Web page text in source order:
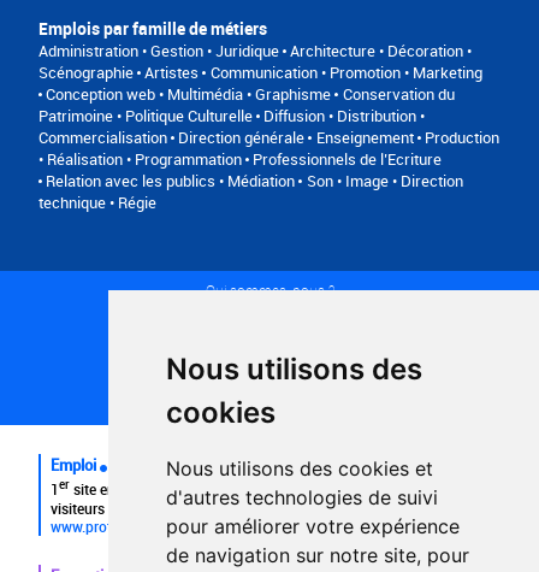
Nous utilisons des
cookies
Nous utilisons des cookies et
d'autres technologies de suivi
pour améliorer votre expérience
de navigation sur notre site, pour
Emplois par famille de métiers
Administration • Gestion • Juridique Architecture • Décoration •
Scénographie Artistes
Communication • Promotion • Marketing
Conception web • Multimédia • Graphisme Conservation du
Patrimoine • Politique Culturelle Diffusion • Distribution •
Commercialisation Direction générale Enseignement Production
• Réalisation • Programmation Professionnels de l’Ecriture
Relation avec les publics • Médiation
Son • Image • Direction
technique • Régie
Qui sommes-nous ?
Plan du site
FAQ recruteurs
FAQ
Emploi
1er site emploi du secteur culturel 784.000 visites et 230.000
visiteurs uniques par mois.
www.profilculture.com